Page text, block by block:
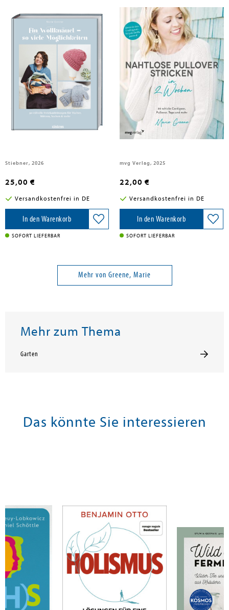
Greene, Marie
Ein Wollknäuel - so viele
Möglichkeiten.
Stiebner, 2026
25,00 €
Versandkostenfrei in DE
In den Warenkorb
SOFORT LIEFERBAR
@oliveknits; Greene, Marie
Nahtlose Pullover stricken in 2
Wochen
mvg Verlag, 2025
22,00 €
Versandkostenfrei in DE
In den Warenkorb
SOFORT LIEFERBAR
Mehr von Greene, Marie
Mehr zum Thema
Garten
Das könnte Sie interessieren